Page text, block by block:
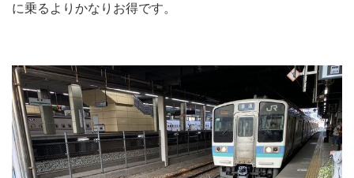
に乗るよりかなりお得です。